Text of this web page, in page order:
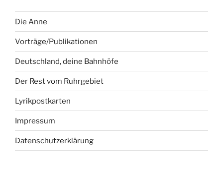
Die Anne
Vorträge/Publikationen
Deutschland, deine Bahnhöfe
Der Rest vom Ruhrgebiet
Lyrikpostkarten
Impressum
Datenschutzerklärung